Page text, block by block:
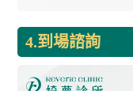
4.到場諮詢